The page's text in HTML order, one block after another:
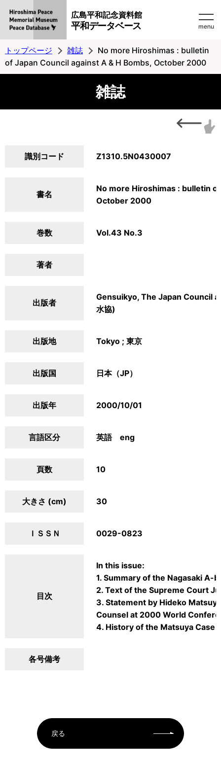
広島平和記念資料館
平和データベース menu
トップページ 雑誌
No more Hiroshimas : bulletin
of Japan Council against A & H Bombs, October 2000
雑誌
識別コード Z1310.5N0430007
書名
No more Hiroshimas : bulletin
October 2000
巻数 Vol.43 No.3
著者
出版者
Gensuikyo, The Japan Council
水協)
出版地 Tokyo ; 東京
出版国 日本（JP）
出版年 2000/10/01
言語区分 英語 eng
頁数 10
大きさ (cm) 30
ＩＳＳＮ 0029-0823
目次
In this issue:
1. Summary of the Nagasaki A-
2. Text of the Supreme Court
3. Statement by Hideko
Counsel at 2000 World
4. History of the Matsuya Case
各号備考
戻る